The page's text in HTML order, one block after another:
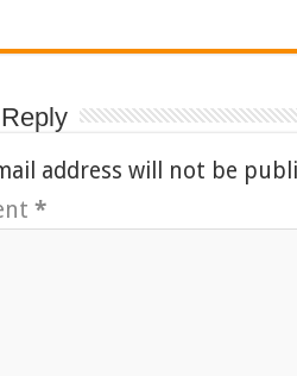
address will not be
*